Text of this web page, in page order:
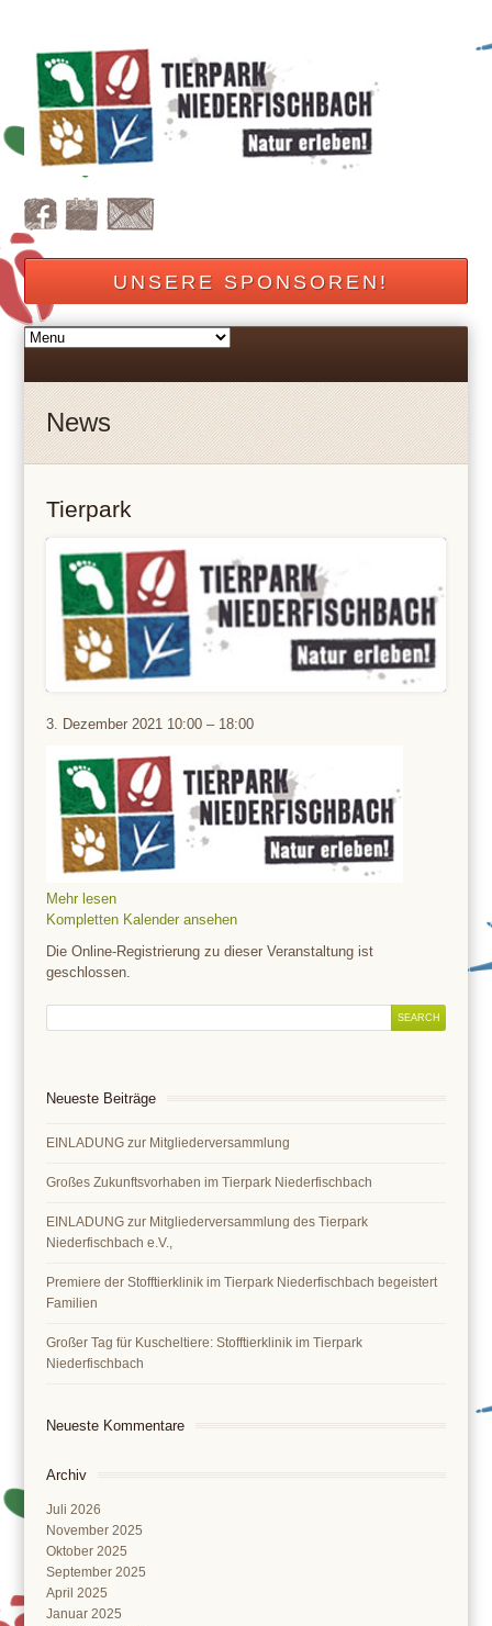
UNSERE SPONSOREN!
News
Tierpark
Tierpark
3. Dezember 2021 10:00 – 18:00
Mehr lesen
Kompletten Kalender ansehen
Die Online-Registrierung zu dieser Veranstaltung ist
geschlossen.
Neueste Beiträge
EINLADUNG zur Mitgliederversammlung
Großes Zukunftsvorhaben im Tierpark Niederfischbach
EINLADUNG zur Mitgliederversammlung des Tierpark
Niederfischbach e.V.,
Premiere der Stofftierklinik im Tierpark Niederfischbach begeistert
Familien
Großer Tag für Kuscheltiere: Stofftierklinik im Tierpark
Niederfischbach
Neueste Kommentare
Archiv
Juli 2026
November 2025
Oktober 2025
September 2025
April 2025
Januar 2025